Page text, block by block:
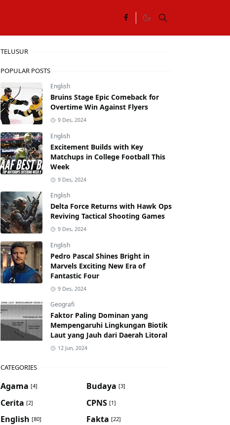
TELUSUR
POPULAR POSTS
English
Bruins Stage Epic Comeback for
Overtime Win Against Flyers
9 Des, 2024
English
Excitement Builds with Key
Matchups in College Football This
Week
9 Des, 2024
English
Delta Force Returns with Hawk Ops
Reviving Tactical Shooting Games
9 Des, 2024
English
Pedro Pascal Shines Bright in
Marvels Exciting New Era of
Fantastic Four
9 Des, 2024
Geografi
Faktor Paling Dominan yang
Mempengaruhi Lingkungan Biotik
Laut yang Jauh dari Daerah Litoral
12 Jun, 2024
CATEGORIES
Agama [4] Budaya [3]
Cerita [2] CPNS [1]
English [80] Fakta [22]